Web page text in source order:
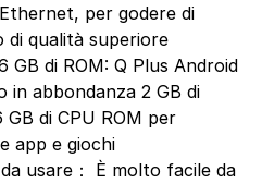
per godere di
di qualità superiore
GB di ROM: Q Plus Android
in abbondanza 2 GB di
GB di CPU ROM per
app e giochi
usare： È molto facile da